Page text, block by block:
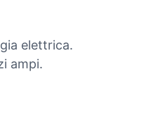
elettrica.
ampi.